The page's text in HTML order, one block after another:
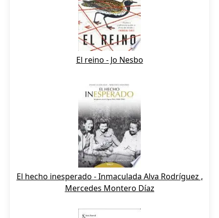
El reino - Jo Nesbo
El hecho inesperado - Inmaculada Alva Rodríguez ,
Mercedes Montero Díaz